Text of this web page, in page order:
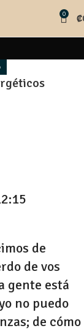
0 ₡
de
de vos
gente está
no puedo
de cómo